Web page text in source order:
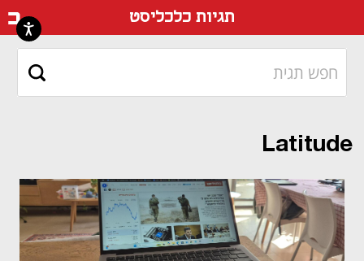
תגיות כלכליסט
Latitude